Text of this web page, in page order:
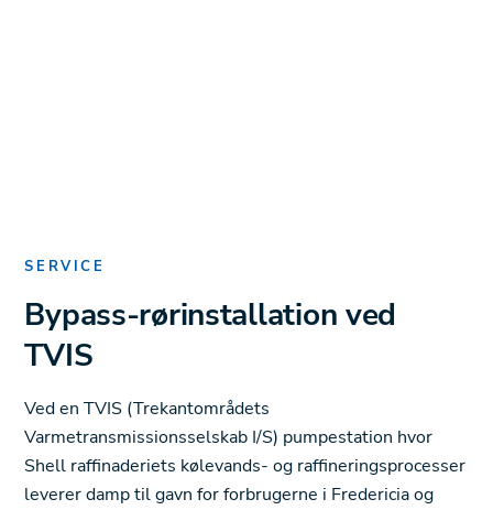
SERVICE
Bypass-rørinstallation ved
TVIS
Ved en TVIS (Trekantområdets
Varmetransmissionsselskab I/S) pumpestation hvor
Shell raffinaderiets kølevands- og raffineringsprocesser
leverer damp til gavn for forbrugerne i Fredericia og